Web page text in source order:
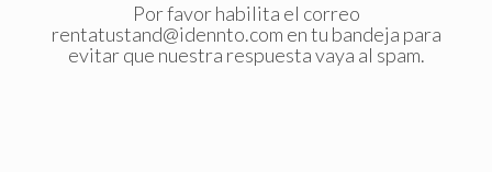
Por favor habilita el correo
rentatustand@idennto.com en tu bandeja para
evitar que nuestra respuesta vaya al spam.